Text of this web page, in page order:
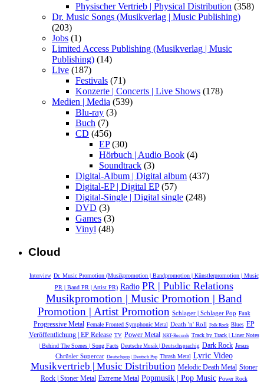
Physischer Vertrieb | Physical Distribution (358)
Dr. Music Songs (Musikverlag | Music Publishing)
(203)
Jobs (1)
Limited Access Publishing (Musikverlag | Music
Publishing) (14)
Live (187)
Festivals (71)
Konzerte | Concerts | Live Shows (178)
Medien | Media (539)
Blu-ray (3)
Buch (7)
CD (456)
EP(30)
Hörbuch | Audio Book (4)
Soundtrack (3)
Digital-Album | Digital album (437)
Digital-EP | Digital EP(57)
Digital-Single | Digital single (248)
DVD (3)
Games (3)
Vinyl (48)
Cloud
Interview Dr. Music Promotion (Musikpromotion | Bandpromotion | Künstlerpromotion | Music
PR | Band PR | Artist PR) Radio PR | Public Relations
Musikpromotion | Music Promotion | Band
Promotion | Artist Promotion Schlager | Schlager Pop Funk
Progressive Metal Female Fronted Symphonic Metal Death 'n' Roll Folk Rock Blues
EP
Veröffentlichung | EP Release TV Power Metal NRT-Records Track by Track | Liner Notes
| Behind The Scenes | Song Facts Deutsche Musik |‎ Deutschsprachig Dark Rock Jesus
Chrüsler Supercar Deutschpop | Deutsch Pop Thrash Metal Lyric Video
Musikvertrieb | Music Distribution Melodic Death Metal Stoner
Rock | Stoner Metal Extreme Metal Popmusik | Pop Music Power Rock